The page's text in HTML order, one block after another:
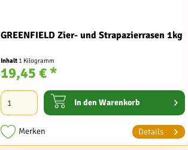
GREENFIELD Zier- und Strapazierrasen 1kg
Inhalt 1 Kilogramm
19,45 € *
In den Warenkorb
Merken Details